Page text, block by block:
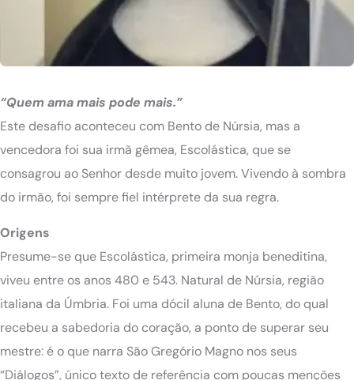
“Quem ama mais pode mais.”
Este desafio aconteceu com Bento de Núrsia, mas a
vencedora foi sua irmã gêmea, Escolástica, que se
consagrou ao Senhor desde muito jovem. Vivendo à sombra
do irmão, foi sempre fiel intérprete da sua regra.
Origens
Presume-se que Escolástica, primeira monja beneditina,
viveu entre os anos 480 e 543. Natural de Núrsia, região
italiana da Úmbria. Foi uma dócil aluna de Bento, do qual
recebeu a sabedoria do coração, a ponto de superar seu
mestre: é o que narra São Gregório Magno nos seus
“Diálogos”, único texto de referência com poucas menções